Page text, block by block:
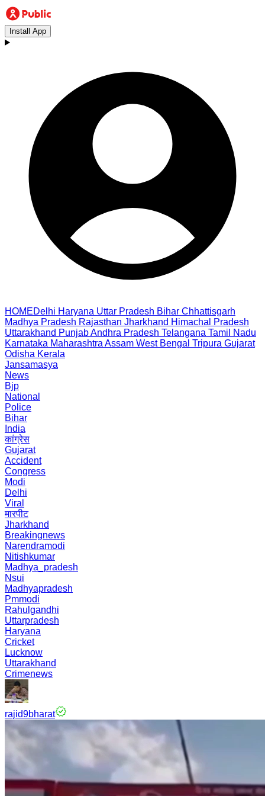
Install App
HOMEDelhi Haryana Uttar Pradesh Bihar Chhattisgarh
Madhya Pradesh Rajasthan Jharkhand Himachal Pradesh
Uttarakhand PunjabAndhra Pradesh Telangana Tamil Nadu
Karnataka Maharashtra Assam West Bengal Tripura Gujarat
Odisha Kerala
Jansamasya
News
Bjp
National
Police
Bihar
India
कांग्रेस
Gujarat
Accident
Congress
Modi
Delhi
Viral
मारपीट
Jharkhand
Breakingnews
Narendramodi
Nitishkumar
Madhya_pradesh
Nsui
Madhyapradesh
Pmmodi
Rahulgandhi
Uttarpradesh
Haryana
Cricket
Lucknow
Uttarakhand
Crimenews
rajid9bharat